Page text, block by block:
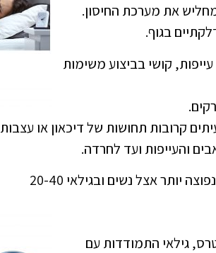
את מערכת החיסון.
בגוף.
קושי בביצוע משימות
קרובות תחושות של דיכאון או עצבות
והעייפות ועד לחרדה.
יותר אצל נשים ובגילאי 20-40
גילאי התמודדות עם